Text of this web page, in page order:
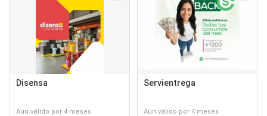
Disensa
Aún válido por 4 meses
Servientrega
Aún válido por 4 meses